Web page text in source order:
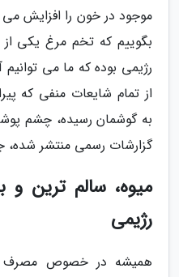
موجود در خون را افزایش می
بگوییم که تخم مرغ یکی
رژیمی بوده که ما می
از تمام شایعات منفی که
به گوشمان رسیده، چشم
گزارشات رسمی منتشر شده،
میوه، سالم ترین و
رژیمی
همیشه در خصوص مصرف